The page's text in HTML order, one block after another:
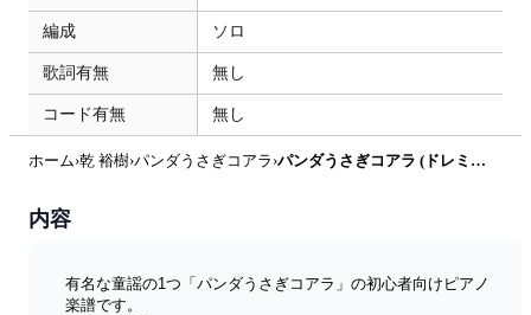
編成 ソロ
歌詞有無 無し
コード有無 無し
ホーム›乾 裕樹›パンダうさぎコアラ › パンダうさぎコアラ (ドレミ付き簡単楽譜) by ピアノ塾
内容
有名な童謡の1つ「パンダうさぎコアラ」の初心者向けピアノ
楽譜です。